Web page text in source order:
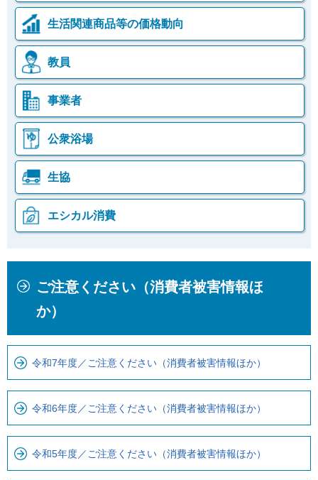
生活関連商品等の価格動向
教員
事業者
公衆浴場
生協
エシカル消費
ま
で
で
。
ロ
ー
カ
ナ
ビ
で
す
ご注意ください（消費者被害情報ほ
か）
令和7年度／ご注意ください（消費者被害情報ほか）
令和6年度／ご注意ください（消費者被害情報ほか）
令和5年度／ご注意ください（消費者被害情報ほか）